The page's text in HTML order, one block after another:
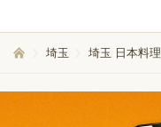
埼玉 埼玉 日本料理